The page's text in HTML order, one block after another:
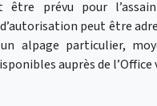
prévu pour
peut être
alpage particulier,
auprès de